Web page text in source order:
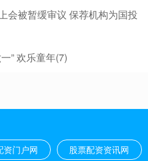
会被暂缓审议 保荐机构为国投
” 欢乐童年(7)
资门户网 股票配资资讯网